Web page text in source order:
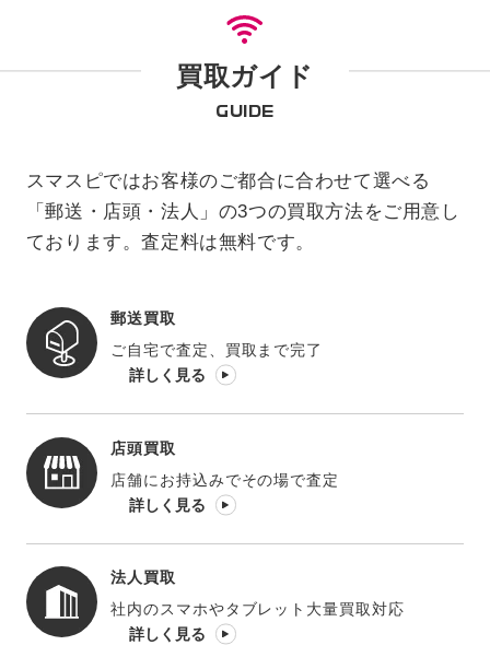
買取ガイド
GUIDE
スマスピではお客様のご都合に合わせて選べる
「郵送・店頭・法人」の3つの買取方法をご用意し
ております。査定料は無料です。
郵送買取
ご自宅で査定、買取まで完了
詳しく見る
店頭買取
店舗にお持込みでその場で査定
詳しく見る
法人買取
社内のスマホやタブレット大量買取対応
詳しく見る